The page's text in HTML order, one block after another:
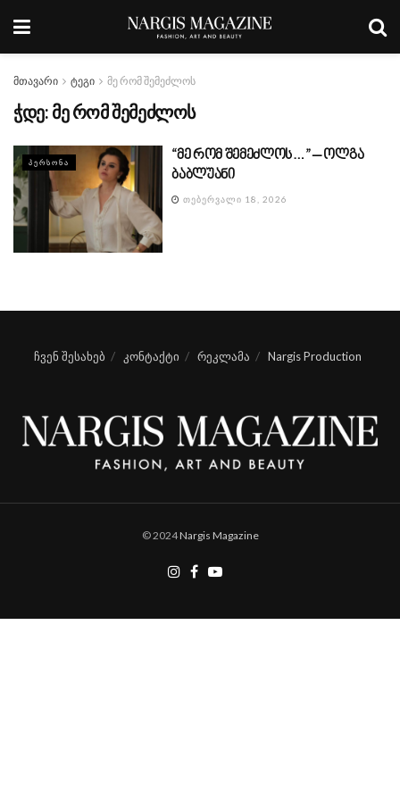
მთავარი ტეგი მე რომ შემეძლოს
ჭდე: მე რომ შემეძლოს
ᲞᲔᲠᲡᲝᲜᲐ
“მე რომ შემეძლოს…” – ოლგა
ბაბლუანი
ᲗᲔᲑᲔᲠᲕᲐᲚᲘ 18, 2026
ჩვენ შესახებ კონტაქტი რეკლამა Nargis Production
© 2024Nargis Magazine